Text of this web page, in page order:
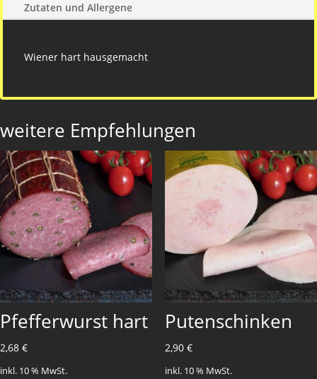
Zutaten und Allergene
Wiener hart hausgemacht
weitere Empfehlungen
Pfefferwurst hart
2,68 €
inkl. 10 % MwSt.
Putenschinken
2,90 €
inkl. 10 % MwSt.